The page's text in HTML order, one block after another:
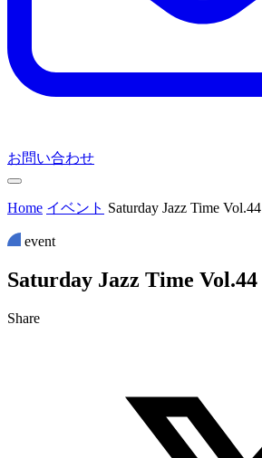
お問い合わせ
Home イベント Saturday Jazz Time Vol.44
event
Saturday Jazz Time Vol.44
Share